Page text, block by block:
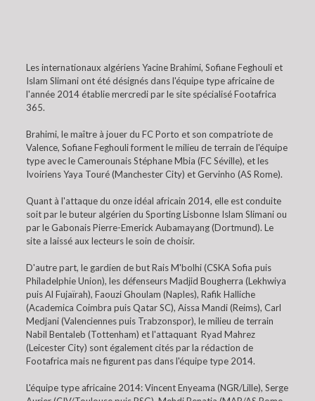
Les internationaux algériens Yacine Brahimi, Sofiane Feghouli et
Islam Slimani ont été désignés dans l'équipe type africaine de
l'année 2014 établie mercredi par le site spécialisé Footafrica
365.
Brahimi, le maître à jouer du FC Porto et son compatriote de
Valence, Sofiane Feghouli forment le milieu de terrain de l'équipe
type avec le Camerounais Stéphane Mbia (FC Séville), et les
Ivoiriens Yaya Touré (Manchester City) et Gervinho (AS Rome).
Quant à l'attaque du onze idéal africain 2014, elle est conduite
soit par le buteur algérien du Sporting Lisbonne Islam Slimani ou
par le Gabonais Pierre-Emerick Aubamayang (Dortmund). Le
site a laissé aux lecteurs le soin de choisir.
D'autre part, le gardien de but Rais M'bolhi (CSKA Sofia puis
Philadelphie Union), les défenseurs Madjid Bougherra (Lekhwiya
puis Al Fujaïrah), Faouzi Ghoulam (Naples), Rafik Halliche
(Academica Coimbra puis Qatar SC), Aissa Mandi (Reims), Carl
Medjani (Valenciennes puis Trabzonspor), le milieu de terrain
Nabil Bentaleb (Tottenham) et l'attaquant Ryad Mahrez
(Leicester City) sont également cités par la rédaction de
Footafrica mais ne figurent pas dans l'équipe type 2014.
L'équipe type africaine 2014: Vincent Enyeama (NGR/Lille), Serge